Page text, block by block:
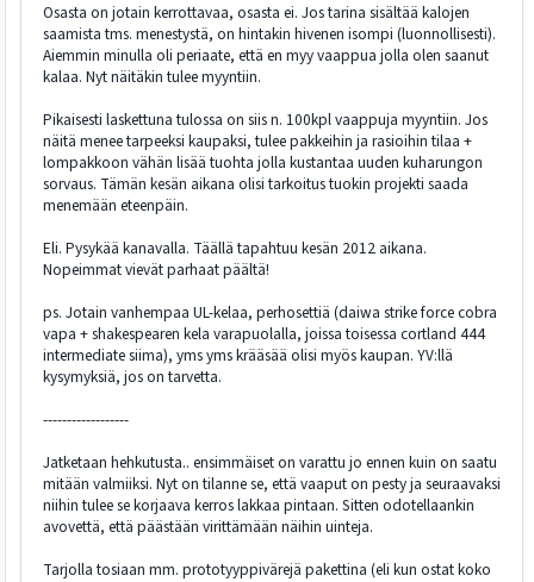
Osasta on jotain kerrottavaa, osasta ei. Jos tarina sisältää kalojen
saamista tms. menestystä, on hintakin hivenen isompi (luonnollisesti).
Aiemmin minulla oli periaate, että en myy vaappua jolla olen saanut
kalaa. Nyt näitäkin tulee myyntiin.
Pikaisesti laskettuna tulossa on siis n. 100kpl vaappuja myyntiin. Jos
näitä menee tarpeeksi kaupaksi, tulee pakkeihin ja rasioihin tilaa +
lompakkoon vähän lisää tuohta jolla kustantaa uuden kuharungon
sorvaus. Tämän kesän aikana olisi tarkoitus tuokin projekti saada
menemään eteenpäin.
Eli. Pysykää kanavalla. Täällä tapahtuu kesän 2012 aikana.
Nopeimmat vievät parhaat päältä!
ps. Jotain vanhempaa UL-kelaa, perhosettiä (daiwa strike force cobra
vapa + shakespearen kela varapuolalla, joissa toisessa cortland 444
intermediate siima), yms yms krääsää olisi myös kaupan. YV:llä
kysymyksiä, jos on tarvetta.
------------------
Jatketaan hehkutusta.. ensimmäiset on varattu jo ennen kuin on saatu
mitään valmiiksi. Nyt on tilanne se, että vaaput on pesty ja seuraavaksi
niihin tulee se korjaava kerros lakkaa pintaan. Sitten odotellaankin
avovettä, että päästään virittämään näihin uinteja.
Tarjolla tosiaan mm. prototyyppivärejä pakettina (eli kun ostat koko